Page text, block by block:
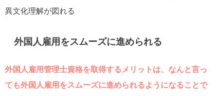
異文化理解が図れる
外国人雇用をスムーズに進められる
外国人雇用管理士資格を取得するメリットは、なんと言っ
ても外国人雇用をスムーズに進められるようになることで